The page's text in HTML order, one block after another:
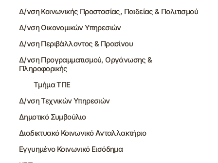
Δ/νση Κοινωνικής Προστασίας, Παιδείας & Πολιτισμού
Δ/νση Οικονομικών Υπηρεσιών
Δ/νση Περιβάλλοντος & Πρασίνου
Δ/νση Προγραμματισμού, Οργάνωσης &
Πληροφορικής
Τμήμα ΤΠΕ
Δ/νση Τεχνικών Υπηρεσιών
Δημοτικό Συμβούλιο
Διαδικτυακό Κοινωνικό Ανταλλακτήριο
Εγγυημένο Κοινωνικό Εισόδημα